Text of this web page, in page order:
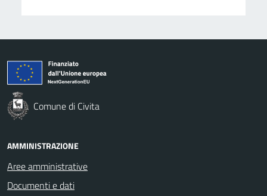
Comune di Civita
AMMINISTRAZIONE
Aree amministrative
Documenti e dati